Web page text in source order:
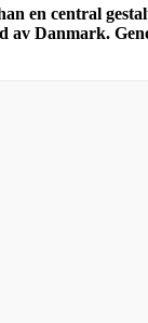
en central
av Danmark.